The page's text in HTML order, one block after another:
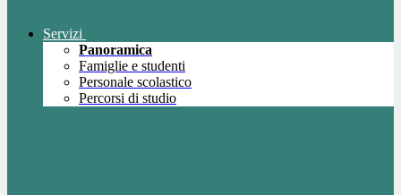
Servizi
Panoramica
Famiglie e studenti
Personale scolastico
Percorsi di studio